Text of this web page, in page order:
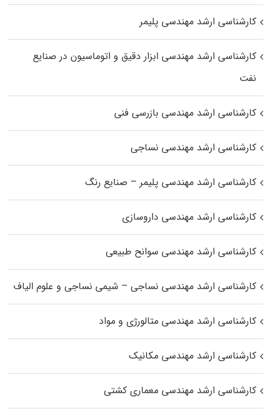
کارشناسی ارشد مهندسی پلیمر
کارشناسی ارشد مهندسی ابزار دقیق و اتوماسیون در صنایع
نفت
کارشناسی ارشد مهندسی بازرسی فنی
کارشناسی ارشد مهندسی نساجی
کارشناسی ارشد مهندسی پلیمر – صنایع رنگ
کارشناسی ارشد مهندسی داروسازی
کارشناسی ارشد مهندسی سوانح طبیعی
کارشناسی ارشد مهندسی نساجی – شیمی نساجی و علوم الیاف
کارشناسی ارشد مهندسی متالورژی و مواد
کارشناسی ارشد مهندسی مکانیک
کارشناسی ارشد مهندسی معماری کشتی